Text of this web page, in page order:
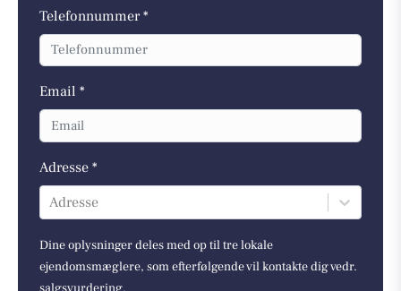
Telefonnummer *
Email *
Adresse *
Adresse
Dine oplysninger deles med op til tre lokale
ejendomsmæglere, som efterfølgende vil kontakte dig vedr.